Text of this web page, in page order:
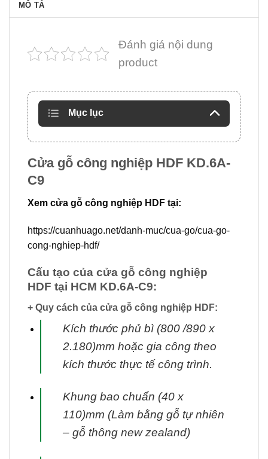
MÔ TẢ
Đánh giá nội dung
product
Mục lục
Cửa gỗ công nghiệp HDF KD.6A-
C9
Xem cửa gỗ công nghiệp HDF tại:
https://cuanhuago.net/danh-muc/cua-go/cua-go-
cong-nghiep-hdf/
Cấu tạo của cửa gỗ công nghiệp
HDF tại HCM KD.6A-C9:
+ Quy cách của cửa gỗ công nghiệp HDF:
Kích thước phủ bì (800 /890 x
2.180)mm hoặc gia công theo
kích thước thực tếcông trình.
Khung bao chuẩn (40 x
110)mm (Làm bằng gỗ tự nhiên
– gỗ thông new zealand)